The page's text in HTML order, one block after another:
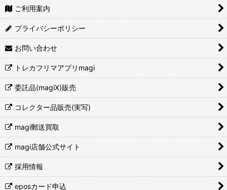
ご利用案内
プライバシーポリシー
お問い合わせ
トレカフリマアプリmagi
委託品(magiX)販売
コレクター品販売(実写)
magi郵送買取
magi店舗公式サイト
採用情報
eposカード申込